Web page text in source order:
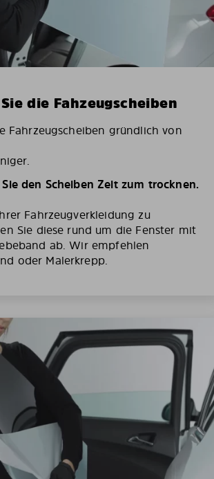
die Fahzeugscheiben
Fahrzeugscheiben gründlich von
den Scheiben Zeit zum trocknen.
Fahrzeugverkleidung zu
Sie diese rund um die Fenster mit
ab. Wir empfehlen
oder Malerkrepp.